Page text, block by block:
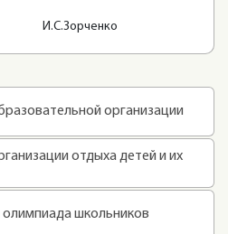
И.С.Зорченко
организации
отдыха детей и их
олимпиада школьников